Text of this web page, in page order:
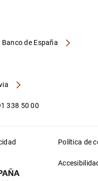
de España
338 50 00
Política de